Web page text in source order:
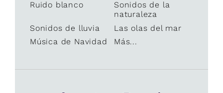
Ruido blanco
Sonidos de la
naturaleza
Sonidos de lluvia
Las olas del mar
Música de Navidad
Más...